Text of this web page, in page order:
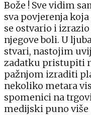
Bože ! Sve vidim
sva povjerenja
se ostvario i
njegove boli. U
stvari, nastojim
zadatku pristupiti
pažnjom izraditi
nekoliko metara
spomenici na
medijski puno više